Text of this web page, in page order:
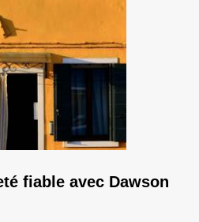
fiable avec Dawson